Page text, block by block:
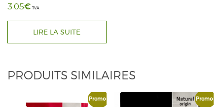
3.05€ TVA
LIRE LA SUITE
PRODUITS SIMILAIRES
Promo ! Promo !